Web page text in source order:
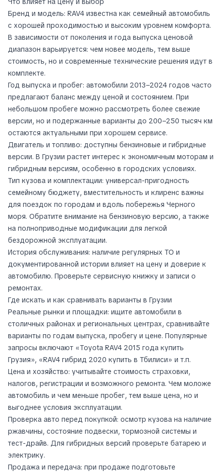
Бренд и модель: RAV4 известна как семейный автомобиль
с хорошей проходимостью и высоким уровнем комфорта.
В зависимости от поколения и года выпуска ценовой
диапазон варьируется: чем новее модель, тем выше
стоимость, но и современные технические решения идут в
комплекте.
Год выпуска и пробег: автомобили 2013–2024 годов часто
предлагают баланс между ценой и состоянием. При
небольшом пробеге можно рассмотреть более свежие
версии, но и подержанные варианты до 200–250 тысяч км
остаются актуальными при хорошем сервисе.
Двигатель и топливо: доступны бензиновые и гибридные
версии. В Грузии растет интерес к экономичным моторам и
гибридным версиям, особенно в городских условиях.
Тип кузова и комплектации: универсал-пригодность
семейному бюджету, вместительность и клиренс важны
для поездок по городам и вдоль побережья Черного
моря. Обратите внимание на бензиновую версию, а также
на полноприводные модификации для легкой
бездорожной эксплуатации.
История обслуживания: наличие регулярных ТО и
документированной истории влияет на цену и доверие к
автомобилю. Проверьте сервисную книжку и записи о
ремонтах.
Где искать и как сравнивать варианты в Грузии
Реальные рынки и площадки: ищите автомобили в
столичных районах и региональных центрах, сравнивайте
варианты по годам выпуска, пробегу и цене. Популярные
запросы включают «Toyota RAV4 2015 года купить
Грузия», «RAV4 гибрид 2020 купить в Тбилиси» и т.п.
Цена и хозяйство: учитывайте стоимость страховки,
налогов, регистрации и возможного ремонта. Чем моложе
автомобиль и чем меньше пробег, тем выше цена, но и
выгоднее условия эксплуатации.
Проверка авто перед покупкой: осмотр кузова на наличие
ржавчины, состояние подвески, тормозной системы и
тест-драйв. Для гибридных версий проверьте батарею и
электрику.
Продажа и передача: при продаже подготовьте